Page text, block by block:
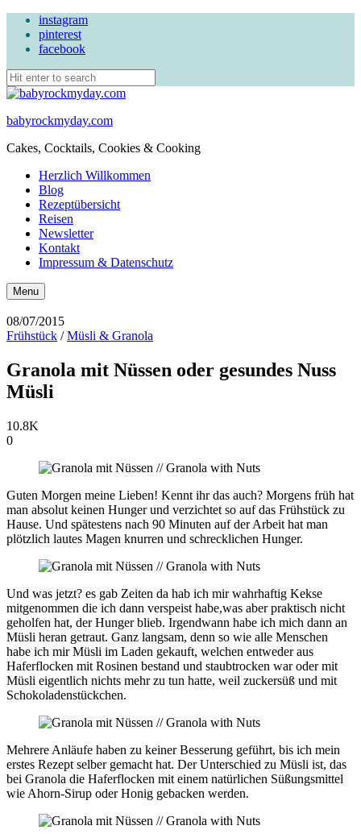
instagram
pinterest
facebook
babyrockmyday.com
Cakes, Cocktails, Cookies & Cooking
Herzlich Willkommen
Blog
Rezeptübersicht
Reisen
Newsletter
Kontakt
Impressum & Datenschutz
Search
Menu
08/07/2015
Frühstück /Müsli & Granola
Granola mit Nüssen oder gesundes Nuss
Müsli
10.8K
0
Guten Morgen meine Lieben! Kennt ihr das auch? Morgens früh hat
man absolut keinen Hunger und verzichtet so auf das Frühstück zu
Hause. Und spätestens nach 90 Minuten auf der Arbeit hat man
plötzlich lautes Magen knurren und schrecklichen Hunger.
Und was jetzt? es gab Zeiten da hab ich mir wahrhaftig Kekse
mitgenommen die ich dann verspeist habe,was aber praktisch nicht
geholfen hat, der Hunger blieb. Irgendwann habe ich mich dann an
Müsli heran getraut. Ganz langsam, denn so wie alle Menschen
habe ich mir Müsli im Laden gekauft, welchen entweder aus
Haferflocken mit Rosinen bestand und staubtrocken war oder mit
Müsli eigentlich nichts mehr zu tun hatte, weil zuckersüß und mit
Schokoladenstückchen.
Mehrere Anläufe haben zu keiner Besserung geführt, bis ich mein
erstes Rezept selber gemacht hat. Der Unterschied zu Müsli ist, das
bei Granola die Haferflocken mit einem natürlichen Süßungsmittel
wie Ahorn-Sirup oder Honig gebacken werden.